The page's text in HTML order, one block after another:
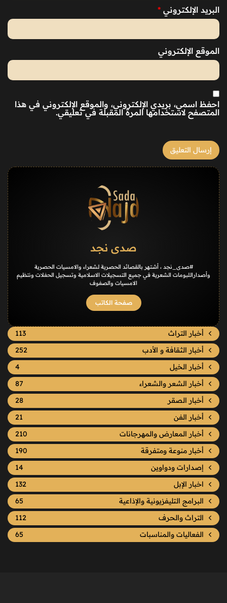
البريد الإلكتروني *
الموقع الإلكتروني
احفظ اسمي، بريدي الإلكتروني، والموقع الإلكتروني في هذا
المتصفح لاستخدامها المرة المقبلة في تعليقي.
صدى نجد
#صدى_نجد ، أشتهر بالقصائد الحصرية لشعراء والامسيات الحصرية
وأصداراللبومات الشعرية في جميع التسجيلات الاسلامية وتسجيل الحفلات ونتظيم
الامسيات والصفوف
صفحة الكاتب
أخبار التراث
113
أخبار الثقافة و الأدب
252
أخبار الخيل
4
أخبار الشعر والشعراء
87
أخبار الصقر
28
أخبار الفن
21
أخبار المعارض والمهرجانات
210
أخبار منوعة ومتفرقة
190
إصدارات ودواوين
14
اخبار الإبل
132
البرامج التليفزيونية والإذاعية
65
التراث والحرف
112
الفعاليات والمناسبات
65